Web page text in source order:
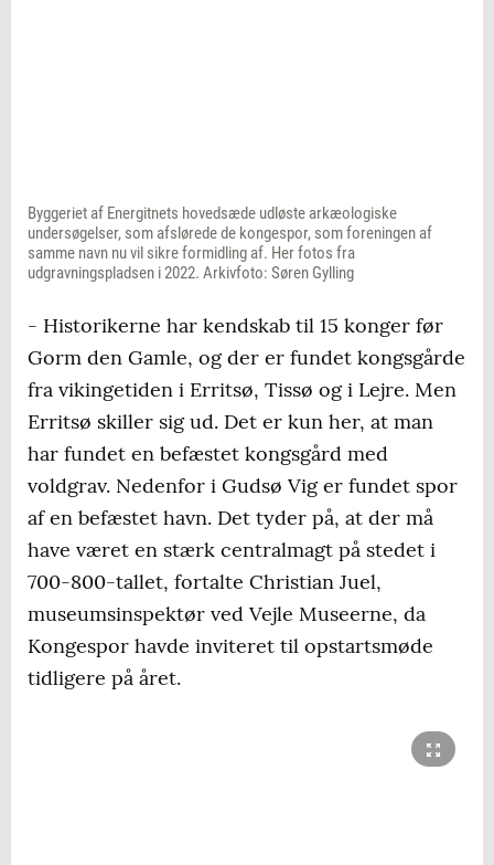
Byggeriet af Energitnets hovedsæde udløste arkæologiske
undersøgelser, som afslørede de kongespor, som foreningen af
samme navn nu vil sikre formidling af. Her fotos fra
udgravningspladsen i 2022. Arkivfoto: Søren Gylling
- Historikerne har kendskab til 15 konger før
Gorm den Gamle, og der er fundet kongsgårde
fra vikingetiden i Erritsø, Tissø og i Lejre. Men
Erritsø skiller sig ud. Det er kun her, at man
har fundet en befæstet kongsgård med
voldgrav. Nedenfor i Gudsø Vig er fundet spor
af en befæstet havn. Det tyder på, at der må
have været en stærk centralmagt på stedet i
700-800-tallet, fortalte Christian Juel,
museumsinspektør ved Vejle Museerne, da
Kongespor havde inviteret til opstartsmøde
tidligere på året.